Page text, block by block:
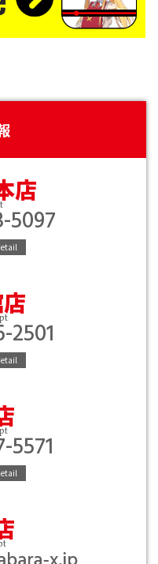
店
5097
2501
5571